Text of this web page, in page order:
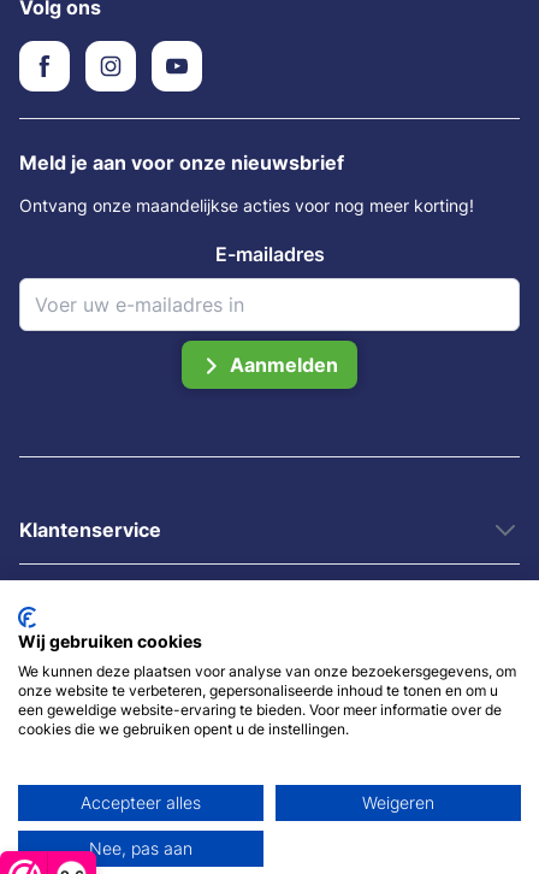
Volg ons
Meld je aan voor onze nieuwsbrief
Ontvang onze maandelijkse acties voor nog meer korting!
E-mailadres
Aanmelden
Klantenservice
Categorieën
© 2007 - 2026 - Sybshop.nl
Wij gebruiken cookies
We kunnen deze plaatsen voor analyse van onze bezoekersgegevens, om
onze website te verbeteren, gepersonaliseerde inhoud te tonen en om u
een geweldige website-ervaring te bieden. Voor meer informatie over de
cookies die we gebruiken opent u de instellingen.
Accepteer alles Weigeren
Nee, pas aan